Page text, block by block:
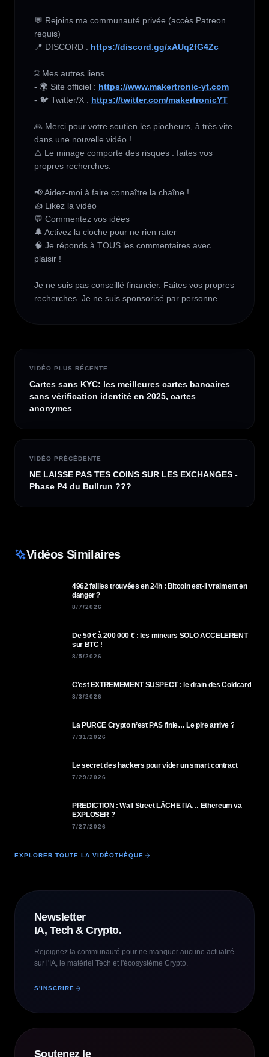
💬 Rejoins ma communauté privée (accès Patreon
requis)
📍 DISCORD : https://discord.gg/xAUq2fG4Zc
🌐 Mes autres liens
- 🌍 Site officiel : https://www.makertronic-yt.com
- 🐦 Twitter/X : https://twitter.com/makertronicYT
🙏 Merci pour votre soutien les piocheurs, à très vite
dans une nouvelle vidéo !
⚠️ Le minage comporte des risques : faites vos
propres recherches.
📢 Aidez-moi à faire connaître la chaîne !
👍 Likez la vidéo
💬 Commentez vos idées
🔔 Activez la cloche pour ne rien rater
🧠 Je réponds à TOUS les commentaires avec
plaisir !
Je ne suis pas conseillé financier. Faites vos propres
recherches. Je ne suis sponsorisé par personne
VIDÉO PLUS RÉCENTE
Cartes sans KYC: les meilleures cartes bancaires
sans vérification identité en 2025, cartes
anonymes
VIDÉO PRÉCÉDENTE
NE LAISSE PAS TES COINS SUR LES EXCHANGES -
Phase P4 du Bullrun ???
Vidéos Similaires
4962 failles trouvées en 24h : Bitcoin est-il vraiment en
danger ?
8/7/2026
De 50 € à 200 000 € : les mineurs SOLO ACCELERENT
sur BTC !
8/5/2026
C’est EXTRÊMEMENT SUSPECT : le drain des Coldcard
8/3/2026
La PURGE Crypto n’est PAS finie… Le pire arrive ?
7/31/2026
Le secret des hackers pour vider un smart contract
7/29/2026
PREDICTION : Wall Street LÂCHE l'IA… Ethereum va
EXPLOSER ?
7/27/2026
EXPLORER TOUTE LA VIDÉOTHÈQUE
Newsletter
IA, Tech & Crypto.
Rejoignez la communauté pour ne manquer aucune actualité
sur l'IA, le matériel Tech et l'écosystème Crypto.
S'INSCRIRE
Soutenez le